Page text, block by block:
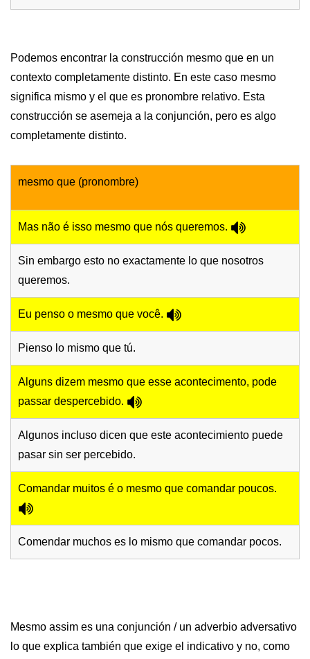
Podemos encontrar la construcción mesmo que en un
contexto completamente distinto. En este caso mesmo
significa mismo y el que es pronombre relativo. Esta
construcción se asemeja a la conjunción, pero es algo
completamente distinto.
mesmo que (pronombre)
Mas não é isso mesmo que nós queremos.
Sin embargo esto no exactamente lo que nosotros
queremos.
Eu penso o mesmo que você.
Pienso lo mismo que tú.
Alguns dizem mesmo que esse acontecimento, pode
passar despercebido.
Algunos incluso dicen que este acontecimiento puede
pasar sin ser percebido.
Comandar muitos é o mesmo que comandar poucos.
Comendar muchos es lo mismo que comandar pocos.
Mesmo assim es una conjunción / un adverbio adversativo
lo que explica también que exige el indicativo y no, como